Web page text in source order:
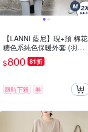
【LANNI 藍尼】現+預 棉花
糖色系純色保暖外套 (羽絨
外套/冬季/女外套/鋪棉外套)
$800 81折
限時下殺 券